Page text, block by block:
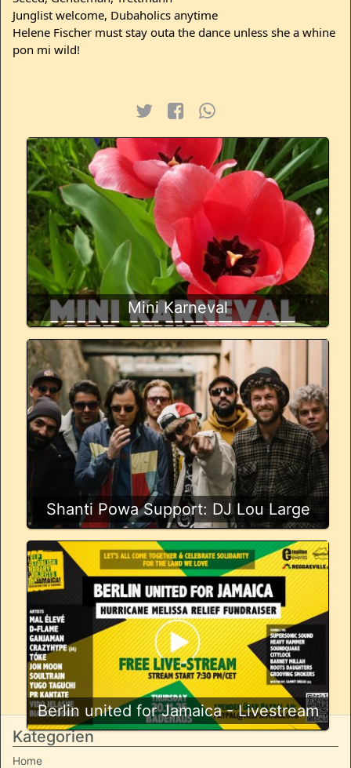
Junglist welcome, Dubaholics anytime
Helene Fischer must stay outa the dance unless she a whine
pon mi wild!
Mini Karneval
Shanti Powa Support: DJ Lou Large
Berlin united for Jamaica - Livestream
Kategorien
Home